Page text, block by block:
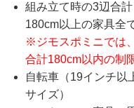
組み立て時の3辺合
180cm以上の家具全
※ジモスポミニでは
合計180cm以内の制
自転車（19インチ以
サイズ）